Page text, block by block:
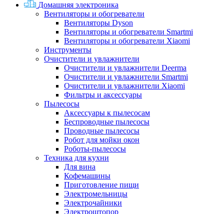
Домашняя электроника
Вентиляторы и обогреватели
Вентиляторы Dyson
Вентиляторы и обогреватели Smartmi
Вентиляторы и обогреватели Xiaomi
Инструменты
Очистители и увлажнители
Очистители и увлажнители Deerma
Очистители и увлажнители Smartmi
Очистители и увлажнители Xiaomi
Фильтры и аксессуары
Пылесосы
Аксессуары к пылесосам
Беспроводные пылесосы
Проводные пылесосы
Робот для мойки окон
Роботы-пылесосы
Техника для кухни
Для вина
Кофемашины
Приготовление пищи
Электромельницы
Электрочайники
Электроштопор